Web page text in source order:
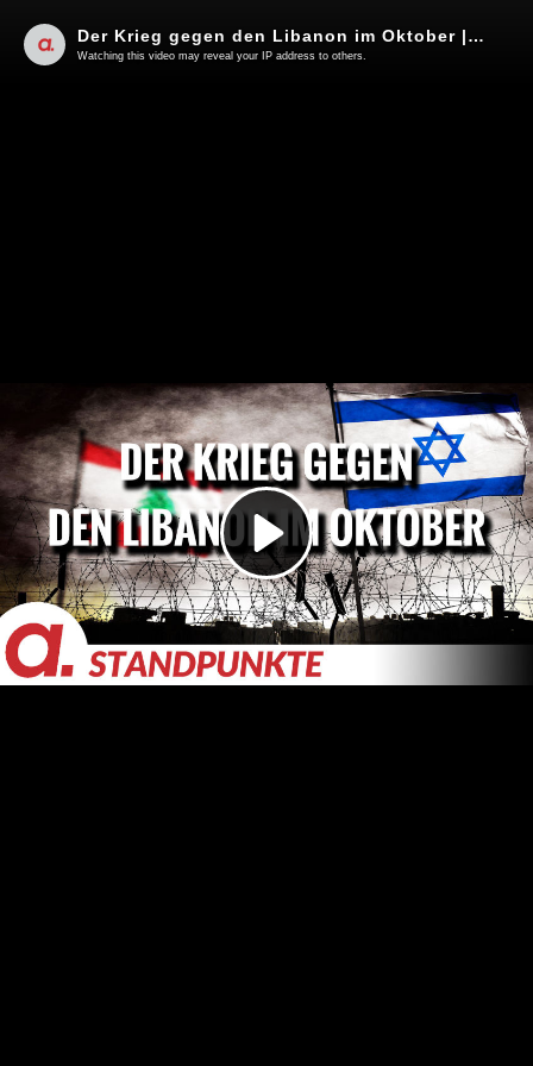
Play
Video
Der Krieg gegen den Libanon im Oktober | Von Jochen Mitschka
Watching this video may reveal your IP address to others.